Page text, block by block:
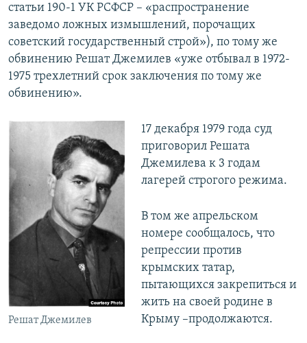
статьи 190-1 УК PCФCP – «распространение
заведомо ложных измышлений, порочащих
советский государственный строй»), по тому же
обвинению Решат Джемилев «уже отбывал в 1972-
1975 трехлетний срок заключения по тому же
обвинению».
Решат Джемилев
17 декабря 1979 года суд
приговорил Решата
Джемилева к 3 годам
лагерей строгого режима.
В том же апрельском
номере сообщалось, что
репрессии против
крымских татар,
пытающихся закрепиться и
жить на своей родине в
Крыму –продолжаются.